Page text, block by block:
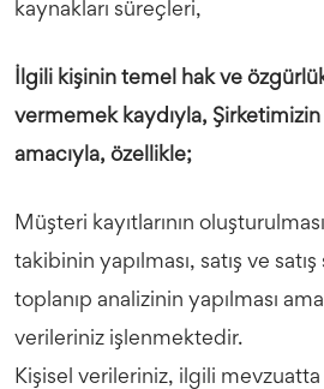
kaynakları süreçleri,
İlgili kişinin temel hak ve
vermemek kaydıyla,
amacıyla, özellikle;
Müşteri kayıtlarının
takibinin yapılması, satış ve
toplanıp analizinin yapılması
verileriniz işlenmektedir.
Kişisel verileriniz, ilgili